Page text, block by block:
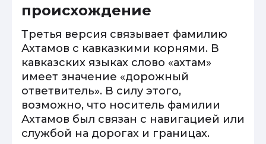
происхождение
Третья версия связывает фамилию
Ахтамов с кавказкими корнями. В
кавказских языках слово «ахтам»
имеет значение «дорожный
ответвитель». В силу этого,
возможно, что носитель фамилии
Ахтамов был связан с навигацией или
службой на дорогах и границах.